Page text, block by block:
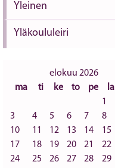
Yleinen
Yläkoululeiri
elokuu 2026
ma
ti ke to pe la
1
3
4 5 6 7 8
10
11 12 13 14 15
17
18 19 20 21 22
24
25 26 27 28 29